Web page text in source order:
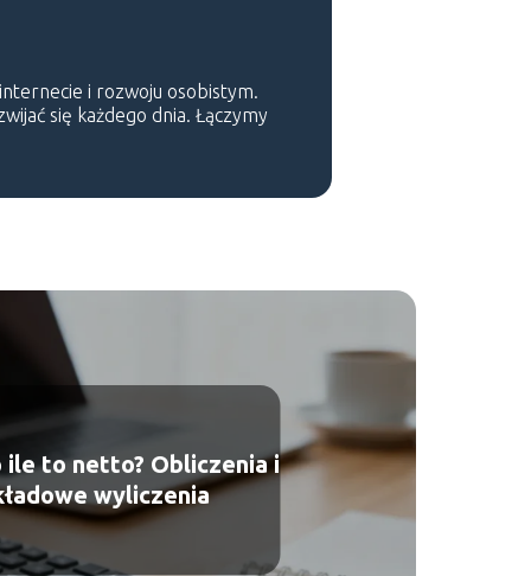
i rozwoju osobistym.
się każdego dnia. Łączymy
ile to netto? Obliczenia i
wyliczenia